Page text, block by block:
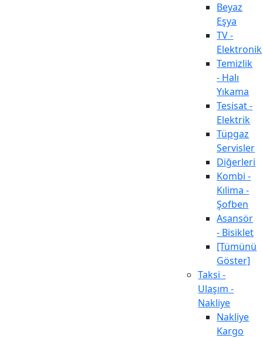
Beyaz
Eşya
TV -
Elektronik
Temizlik
- Halı
Yıkama
Tesisat -
Elektrik
Tüpgaz
Servisler
Diğerleri
Kombi -
Kılima -
Şofben
Asansör
- Bisiklet
[Tümünü
Göster]
Taksi -
Ulaşım -
Nakliye
Nakliye
Kargo